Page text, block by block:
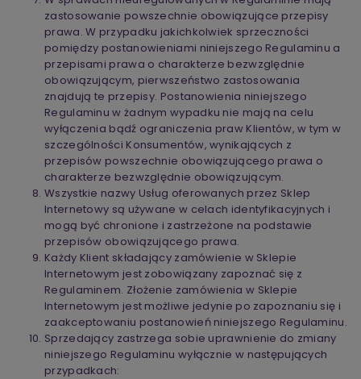
zastosowanie powszechnie obowiązujące przepisy
prawa. W przypadku jakichkolwiek sprzeczności
pomiędzy postanowieniami niniejszego Regulaminu a
przepisami prawa o charakterze bezwzględnie
obowiązującym, pierwszeństwo zastosowania
znajdują te przepisy. Postanowienia niniejszego
Regulaminu w żadnym wypadku nie mają na celu
wyłączenia bądź ograniczenia praw Klientów, w tym w
szczególności Konsumentów, wynikających z
przepisów powszechnie obowiązującego prawa o
charakterze bezwzględnie obowiązującym.
Wszystkie nazwy Usług oferowanych przez Sklep
Internetowy są używane w celach identyfikacyjnych i
mogą być chronione i zastrzeżone na podstawie
przepisów obowiązującego prawa.
Każdy Klient składający zamówienie w Sklepie
Internetowym jest zobowiązany zapoznać się z
Regulaminem. Złożenie zamówienia w Sklepie
Internetowym jest możliwe jedynie po zapoznaniu się i
zaakceptowaniu postanowień niniejszego Regulaminu.
Sprzedający zastrzega sobie uprawnienie do zmiany
niniejszego Regulaminu wyłącznie w następujących
przypadkach: